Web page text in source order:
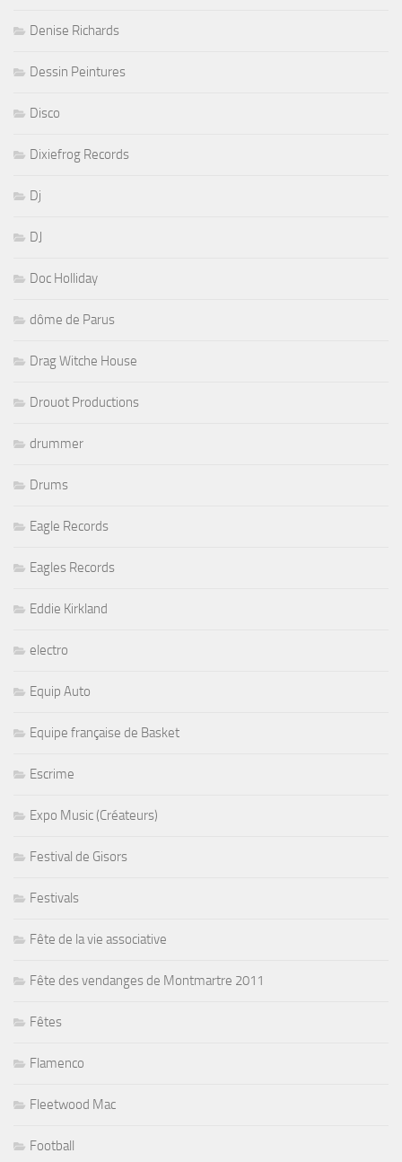
Denise Richards
Dessin Peintures
Disco
Dixiefrog Records
Dj
DJ
Doc Holliday
dôme de Parus
Drag Witche House
Drouot Productions
drummer
Drums
Eagle Records
Eagles Records
Eddie Kirkland
electro
Equip Auto
Equipe française de Basket
Escrime
Expo Music (Créateurs)
Festival de Gisors
Festivals
Fête de la vie associative
Fête des vendanges de Montmartre 2011
Fêtes
Flamenco
Fleetwood Mac
Football